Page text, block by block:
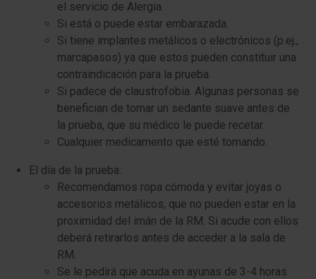
el servicio de Alergia.
Si está o puede estar embarazada.
Si tiene implantes metálicos o electrónicos (p.ej.,
marcapasos) ya que estos pueden constituir una
contraindicación para la prueba.
Si padece de claustrofobia. Algunas personas se
benefician de tomar un sedante suave antes de
la prueba, que su médico le puede recetar.
Cualquier medicamento que esté tomando.
El día de la prueba:
Recomendamos ropa cómoda y evitar joyas o
accesorios metálicos, que no pueden estar en la
proximidad del imán de la RM. Si acude con ellos
deberá retirarlos antes de acceder a la sala de
RM.
Se le pedirá que acuda en ayunas de 3-4 horas